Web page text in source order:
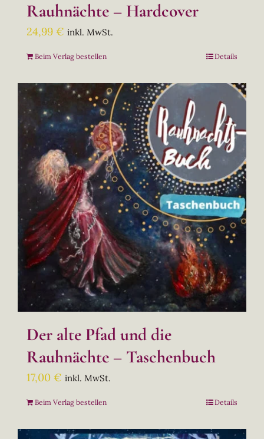
Rauhnächte – Hardcover
24,99 € inkl. MwSt.
Beim Verlag bestellen Details
Der alte Pfad und die
Rauhnächte – Taschenbuch
17,00 € inkl. MwSt.
Beim Verlag bestellen Details